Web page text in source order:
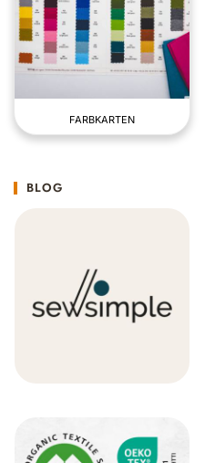
FARBKARTEN
BLOG